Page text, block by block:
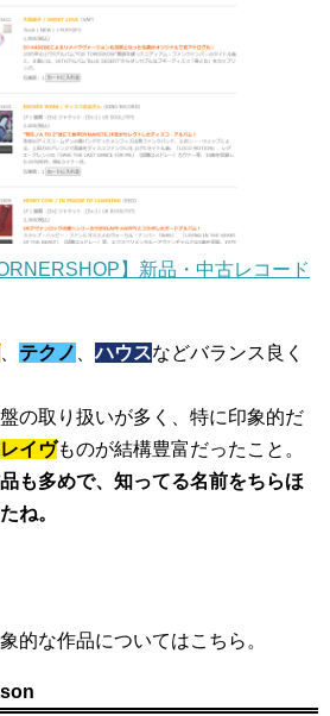
】新品・中古レコード
、 テクノ 、 ハウスなどバランス良く
の取り扱いが多く、特に印象的だ
レイヴものが結構豊富だったこと。
も多めで、知ってる名前をちらほ
ね。
的な作品についてはこちら。